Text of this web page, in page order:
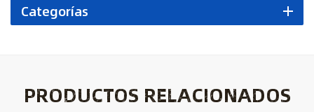
Categorías
PRODUCTOS RELACIONADOS